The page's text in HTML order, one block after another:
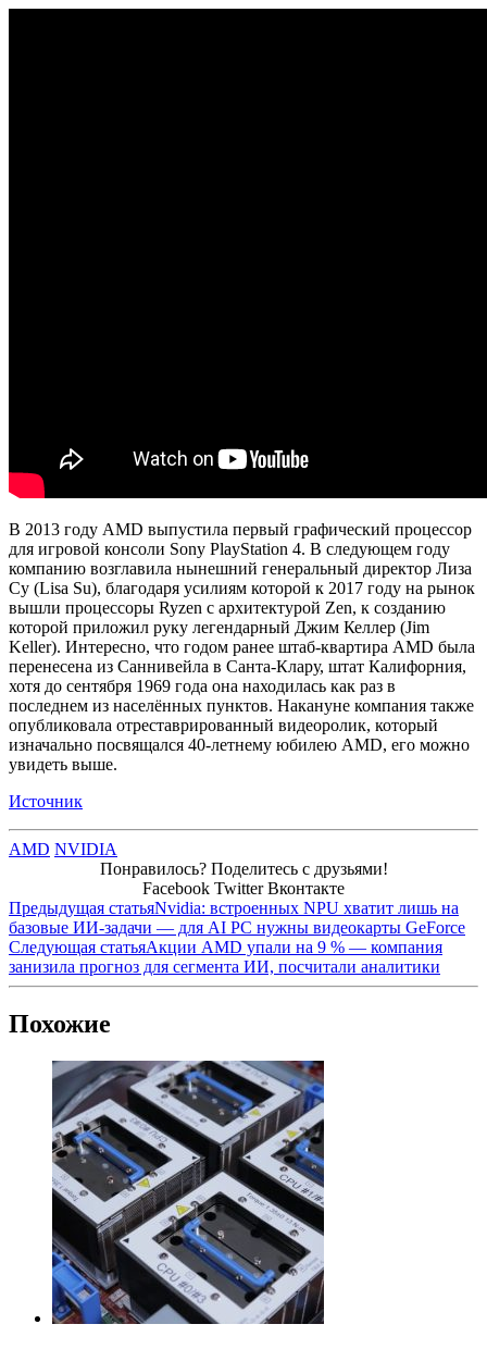
В 2013 году AMD выпустила первый графический процессор
для игровой консоли Sony PlayStation 4. В следующем году
компанию возглавила нынешний генеральный директор Лиза
Су (Lisa Su), благодаря усилиям которой к 2017 году на рынок
вышли процессоры Ryzen с архитектурой Zen, к созданию
которой приложил руку легендарный Джим Келлер (Jim
Keller). Интересно, что годом ранее штаб-квартира AMD была
перенесена из Саннивейла в Санта-Клару, штат Калифорния,
хотя до сентября 1969 года она находилась как раз в
последнем из населённых пунктов. Накануне компания также
опубликовала отреставрированный видеоролик, который
изначально посвящался 40-летнему юбилею AMD, его можно
увидеть выше.
Источник
AMD NVIDIA
Понравилось? Поделитесь с друзьями!
Facebook Twitter Вконтакте
Предыдущая статьяNvidia: встроенных NPU хватит лишь на
базовые ИИ-задачи — для AI PC нужны видеокарты GeForce
Следующая статьяАкции AMD упали на 9 % — компания
занизила прогноз для сегмента ИИ, посчитали аналитики
Похожие